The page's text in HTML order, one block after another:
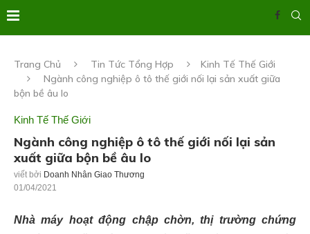
Trang Chủ Tin Tức Tổng Hợp
Kinh Tế Thế Giới
Ngành công nghiệp ô tô thế giới nối lại sản xuất giữa
bộn bề âu lo
Kinh Tế Thế Giới
Ngành công nghiệp ô tô thế giới nối lại sản
xuất giữa bộn bề âu lo
viết bởi Doanh Nhân Giao Thương
01/04/2021
Nhà máy hoạt động chập chờn, thị trường chứng